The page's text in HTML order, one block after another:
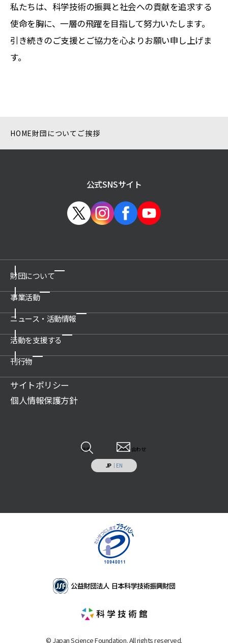
私たちは、科学技術の振興と社会への貢献を追求する
使命を胸に、一層の飛躍を目指して努力いたします。
引き続きのご支援とご協力を心よりお願い申し上げま
す。
HOME財団について ご挨拶
公式SNSサイト
財団について
ご挨拶
概要
沿革
関連団体
アクセス
事業活動
博物館の運営管理・プロデュース
科学技術館
所沢航空発祥記念館
展示物の貸出（巡回展示物）
科学技術系人材の育成
情報システムの受託開発と運用業務
ニュース・活動情報
新着情報一覧
プレスリリース
活動情報
広報誌記事
活動を支援する
ご支援のお願い
賛助会について
ご遺贈のご案内
刊行物
財団案内
JSF TODAY
サイトポリシー
個人情報保護方針
JP｜ EN
検索 お問い合わせ
© Japan Science Foundation. All rights reserved.